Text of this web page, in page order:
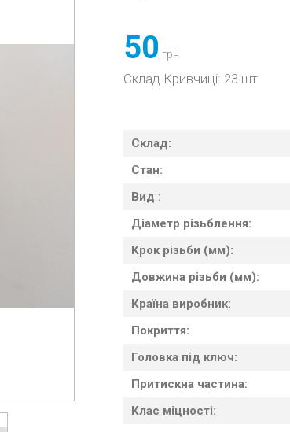
50 грн
Склад Кривчиці: 23 шт
Склад:
Стан:
Вид :
Діаметр різьблення:
Крок різьби (мм):
Довжина різьби (мм):
Країна виробник:
Покриття:
Головка під ключ:
Притискна частина:
Клас міцності: